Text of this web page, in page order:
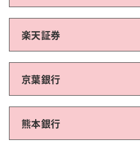
楽天証券
京葉銀行
熊本銀行